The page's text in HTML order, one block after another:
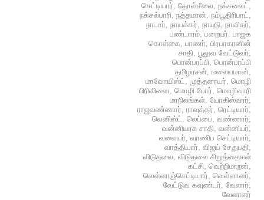
செட்டியார், தோள்சீலை, நக்சலைட்,
நக்சல்பாரி, நத்தமான், நம்பூதிரிபாட்,
நாடார், நாயக்கர், நாயுடு, நாவிதர்,
பண்டாரம், பறையர், பாஜக
கொள்கை, பாணர், பிரபாகரனின்
சாதி, பூலுவ வேட்டுவர்,
பொன்பரப்பி, பொன்பரப்பி
தமிழரசன், மலையமான்,
மாவோயிஸ்ட், முத்தரையர், மொழி
பிரிவினை, மொழி போர், மொழிவாரி
மாநிலங்கள், யோகிஸ்வரர்,
ராஜவண்ணார், ராவுத்தர், ரெட்டியார்,
லெனிஸ்ட், லெப்பை, வண்ணார்,
வன்னியரசு சாதி, வன்னியர்,
வலையர், வாணிப செட்டியார்,
வாத்தியார், விஜய் சேதுபதி,
விடுதலை, விடுதலை சிறுத்தைகள்
கட்சி, வெற்றிமாறன்,
வெள்ளாஞ்செட்டியார், வெள்ளாளர்,
வேட்டுவ கவுண்டர், வேளார்,
வேளாளர்